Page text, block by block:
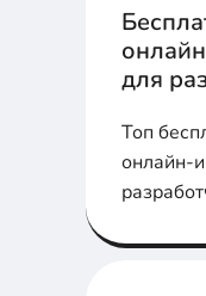
для
Топ
онлайн-